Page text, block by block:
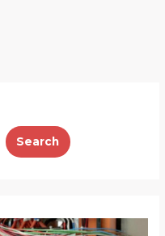
Search